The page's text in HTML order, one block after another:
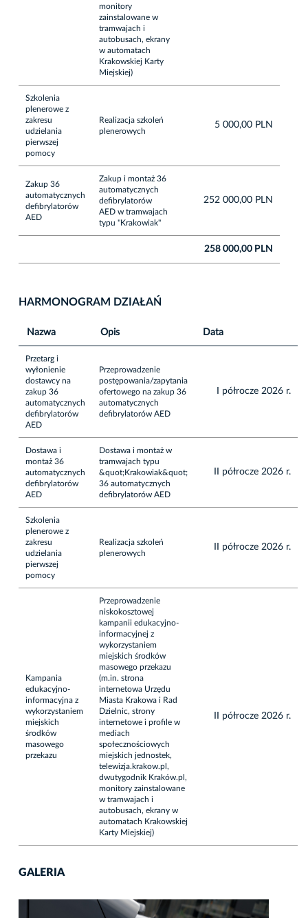
monitory
zainstalowane w
tramwajach i
autobusach, ekrany
w automatach
Krakowskiej Karty
Miejskiej)
Szkolenia
plenerowe z
zakresu
udzielania
pierwszej
pomocy
Realizacja szkoleń
plenerowych
5 000,00 PLN
Zakup 36
automatycznych
defibrylatorów
AED
Zakup i montaż 36
automatycznych
defibrylatorów
AED w tramwajach
typu "Krakowiak"
252 000,00 PLN
258 000,00 PLN
HARMONOGRAM DZIAŁAŃ
Nazwa Opis Data
Przetarg i
wyłonienie
dostawcy na
zakup 36
automatycznych
defibrylatorów
AED
Przeprowadzenie
postępowania/zapytania
ofertowego na zakup 36
automatycznych
defibrylatorów AED
I półrocze 2026 r.
Dostawa i
montaż 36
automatycznych
defibrylatorów
AED
Dostawa i montaż w
tramwajach typu
&quot;Krakowiak&quot;
36 automatycznych
defibrylatorów AED
II półrocze 2026 r.
Szkolenia
plenerowe z
zakresu
udzielania
pierwszej
pomocy
Realizacja szkoleń
plenerowych
II półrocze 2026 r.
Kampania
edukacyjno-
informacyjna z
wykorzystaniem
miejskich
środków
masowego
przekazu
Przeprowadzenie
niskokosztowej
kampanii edukacyjno-
informacyjnej z
wykorzystaniem
miejskich środków
masowego przekazu
(m.in. strona
internetowa Urzędu
Miasta Krakowa i Rad
Dzielnic, strony
internetowe i profile w
mediach
społecznościowych
miejskich jednostek,
telewizja.krakow.pl,
dwutygodnik Kraków.pl,
monitory zainstalowane
w tramwajach i
autobusach, ekrany w
automatach Krakowskiej
Karty Miejskiej)
II półrocze 2026 r.
GALERIA